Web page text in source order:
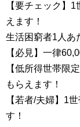
【要チェック】
えます！
生活困窮者1人あ
【必見】一律
【低所得世帯限
もらえます！
【若者/夫婦】1
す！